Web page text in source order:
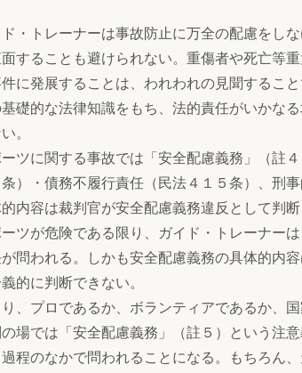
・トレーナーは事故防止に万全の配慮をし
することも避けられない。重傷者や死亡等
に発展することは、われわれの見聞するこ
礎的な法律知識をもち、法的責任がいかな
。
ツに関する事故では「安全配慮義務」（註
条）・債務不履行責任（民法４１５条）、刑
内容は裁判官が安全配慮義務違反として判断
ツが危険である限り、ガイド・トレーナー
問われる。しかも安全配慮義務の具体的内
義的に判断できない。
、プロであるか、ボランティアであるか、
場では「安全配慮義務」（註５）という注
程のなかで問われることになる。もちろん